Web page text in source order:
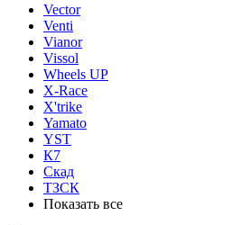
Vector
Venti
Vianor
Vissol
Wheels UP
X-Race
X'trike
Yamato
YST
К7
Скад
ТЗСК
Показать все